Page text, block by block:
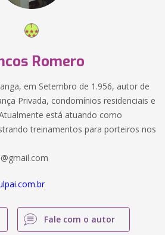
Romero
em Setembro de 1.956, autor de
Privada, condomínios residenciais e
está atuando como
treinamentos para porteiros nos
Fale com o autor